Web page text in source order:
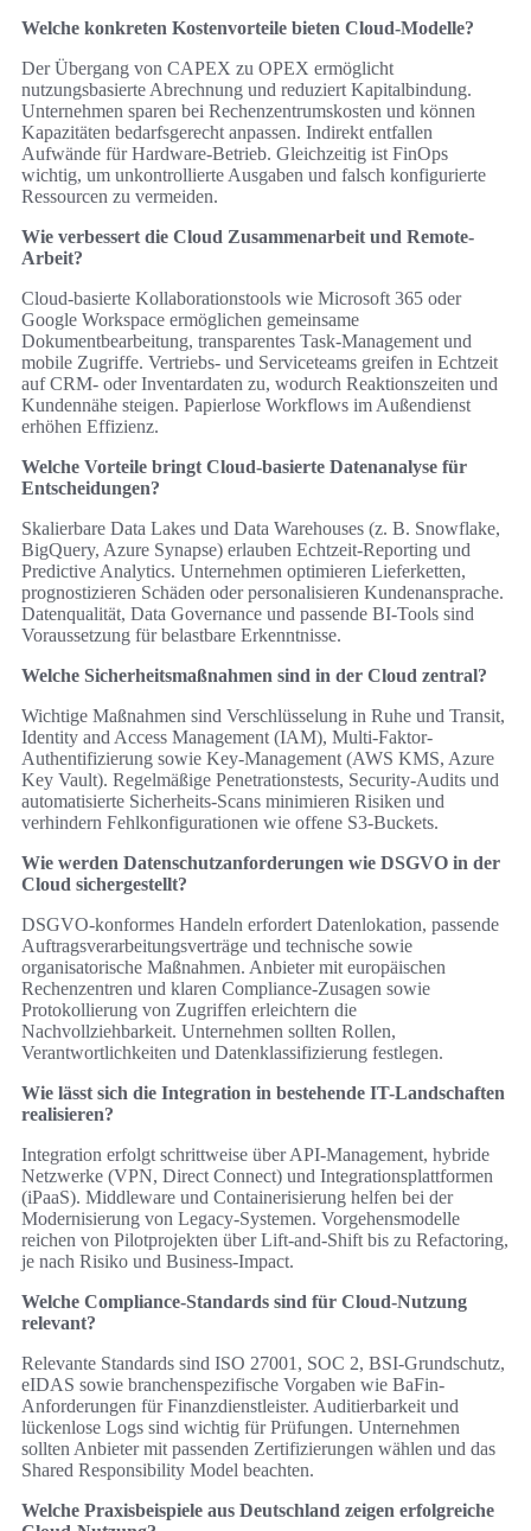
Welche konkreten Kostenvorteile bieten Cloud-Modelle?
Der Übergang von CAPEX zu OPEX ermöglicht
nutzungsbasierte Abrechnung und reduziert Kapitalbindung.
Unternehmen sparen bei Rechenzentrumskosten und können
Kapazitäten bedarfsgerecht anpassen. Indirekt entfallen
Aufwände für Hardware-Betrieb. Gleichzeitig ist FinOps
wichtig, um unkontrollierte Ausgaben und falsch konfigurierte
Ressourcen zu vermeiden.
Wie verbessert die Cloud Zusammenarbeit und Remote-
Arbeit?
Cloud-basierte Kollaborationstools wie Microsoft 365 oder
Google Workspace ermöglichen gemeinsame
Dokumentbearbeitung, transparentes Task-Management und
mobile Zugriffe. Vertriebs- und Serviceteams greifen in Echtzeit
auf CRM- oder Inventardaten zu, wodurch Reaktionszeiten und
Kundennähe steigen. Papierlose Workflows im Außendienst
erhöhen Effizienz.
Welche Vorteile bringt Cloud-basierte Datenanalyse für
Entscheidungen?
Skalierbare Data Lakes und Data Warehouses (z. B. Snowflake,
BigQuery, Azure Synapse) erlauben Echtzeit-Reporting und
Predictive Analytics. Unternehmen optimieren Lieferketten,
prognostizieren Schäden oder personalisieren Kundenansprache.
Datenqualität, Data Governance und passende BI-Tools sind
Voraussetzung für belastbare Erkenntnisse.
Welche Sicherheitsmaßnahmen sind in der Cloud zentral?
Wichtige Maßnahmen sind Verschlüsselung in Ruhe und Transit,
Identity and Access Management (IAM), Multi-Faktor-
Authentifizierung sowie Key-Management (AWS KMS, Azure
Key Vault). Regelmäßige Penetrationstests, Security-Audits und
automatisierte Sicherheits-Scans minimieren Risiken und
verhindern Fehlkonfigurationen wie offene S3-Buckets.
Wie werden Datenschutzanforderungen wie DSGVO in der
Cloud sichergestellt?
DSGVO-konformes Handeln erfordert Datenlokation, passende
Auftragsverarbeitungsverträge und technische sowie
organisatorische Maßnahmen. Anbieter mit europäischen
Rechenzentren und klaren Compliance-Zusagen sowie
Protokollierung von Zugriffen erleichtern die
Nachvollziehbarkeit. Unternehmen sollten Rollen,
Verantwortlichkeiten und Datenklassifizierung festlegen.
Wie lässt sich die Integration in bestehende IT-Landschaften
realisieren?
Integration erfolgt schrittweise über API-Management, hybride
Netzwerke (VPN, Direct Connect) und Integrationsplattformen
(iPaaS). Middleware und Containerisierung helfen bei der
Modernisierung von Legacy-Systemen. Vorgehensmodelle
reichen von Pilotprojekten über Lift-and-Shift bis zu Refactoring,
je nach Risiko und Business-Impact.
Welche Compliance-Standards sind für Cloud-Nutzung
relevant?
Relevante Standards sind ISO 27001, SOC 2, BSI-Grundschutz,
eIDAS sowie branchenspezifische Vorgaben wie BaFin-
Anforderungen für Finanzdienstleister. Auditierbarkeit und
lückenlose Logs sind wichtig für Prüfungen. Unternehmen
sollten Anbieter mit passenden Zertifizierungen wählen und das
Shared Responsibility Model beachten.
Welche Praxisbeispiele aus Deutschland zeigen erfolgreiche